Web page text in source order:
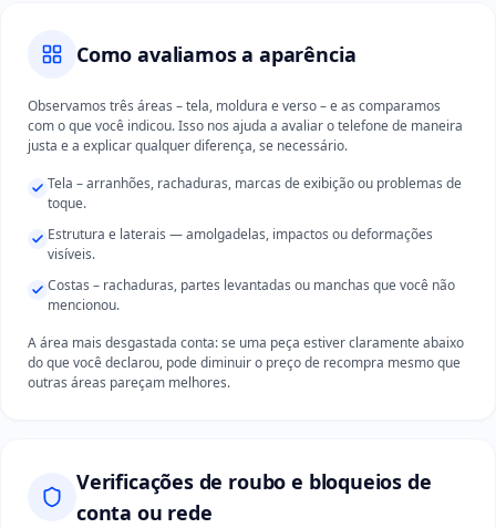
Como avaliamos a aparência
Observamos três áreas – tela, moldura e verso – e as comparamos
com o que você indicou. Isso nos ajuda a avaliar o telefone de maneira
justa e a explicar qualquer diferença, se necessário.
Tela – arranhões, rachaduras, marcas de exibição ou problemas de
toque.
Estrutura e laterais — amolgadelas, impactos ou deformações
visíveis.
Costas – rachaduras, partes levantadas ou manchas que você não
mencionou.
A área mais desgastada conta: se uma peça estiver claramente abaixo
do que você declarou, pode diminuir o preço de recompra mesmo que
outras áreas pareçam melhores.
Verificações de roubo e bloqueios de
conta ou rede